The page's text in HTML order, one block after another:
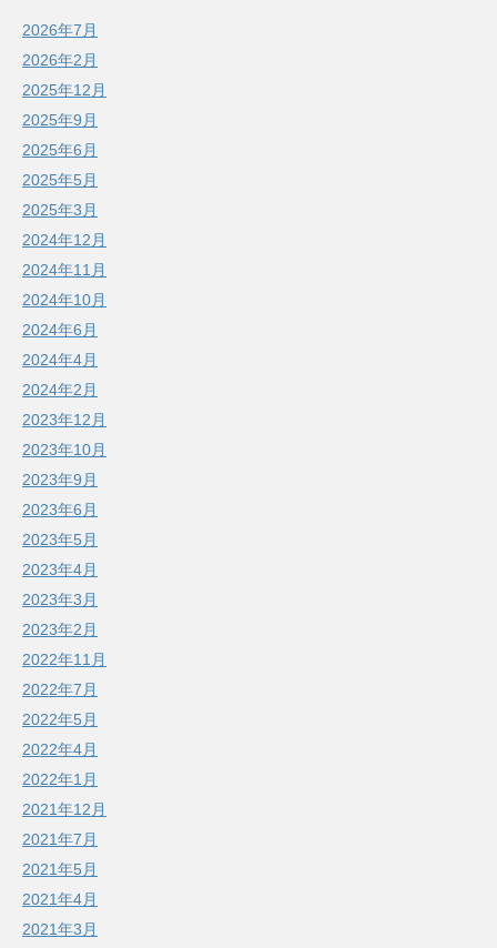
2026年7月
2026年2月
2025年12月
2025年9月
2025年6月
2025年5月
2025年3月
2024年12月
2024年11月
2024年10月
2024年6月
2024年4月
2024年2月
2023年12月
2023年10月
2023年9月
2023年6月
2023年5月
2023年4月
2023年3月
2023年2月
2022年11月
2022年7月
2022年5月
2022年4月
2022年1月
2021年12月
2021年7月
2021年5月
2021年4月
2021年3月